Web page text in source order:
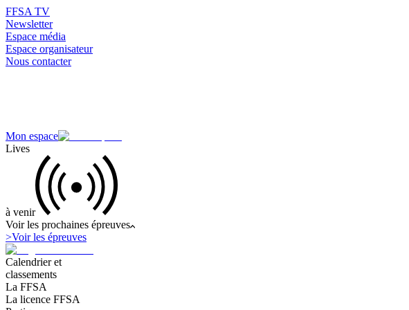
FFSA TV
Newsletter
Espace média
Espace organisateur
Nous contacter
Mon espace
Lives
à venir
Voir les prochaines épreuves
>Voir les épreuves
Calendrier et
classements
La FFSA
La licence FFSA